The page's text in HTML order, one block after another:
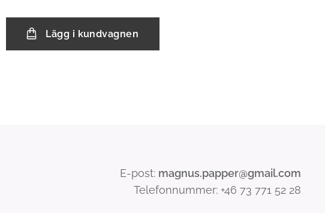
Lägg i kundvagnen
E-post: magnus.papper@gmail.com
Telefonnummer: +46 73 771 52 28